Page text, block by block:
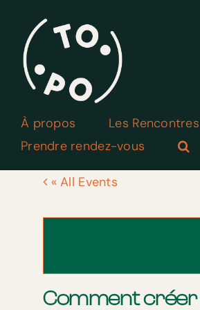
content
À propos Les
Prendre rendez-vous
« All Events
Comment créer